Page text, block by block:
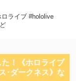
ロライブ #hololive
た！《ホロライブ
･ダークネス》な